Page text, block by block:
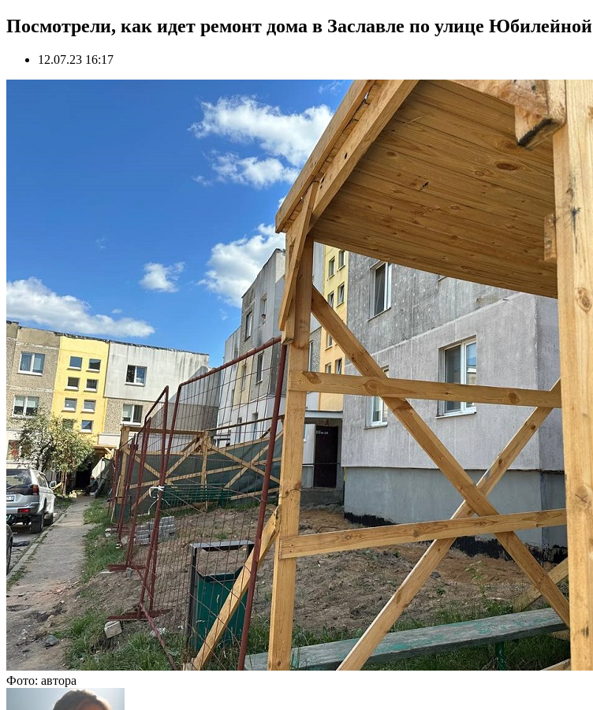
Посмотрели, как идет ремонт дома в Заславле по улице Юбилейной
12.07.23 16:17
Фото: автора